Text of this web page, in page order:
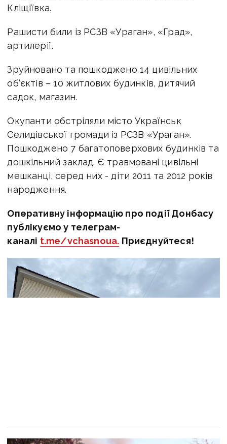
Кліщіївка.
Рашисти били із РСЗВ «Ураган», «Град»,
артилерії.
Зруйновано та пошкоджено 14 цивільних
об‘єктів – 10 житлових будинків, дитячий
садок, магазин.
Окупанти обстріляли місто Українськ
Селидівської громади із РСЗВ «Ураган».
Пошкоджено 7 багатоповерхових будинків та
дошкільний заклад. Є травмовані цивільні
мешканці, серед них - діти 2011 та 2012 років
народження.
Оперативну інформацію про події Донбасу
публікуємо у телеграм-
каналі t.me/vchasnoua. Приєднуйтеся!